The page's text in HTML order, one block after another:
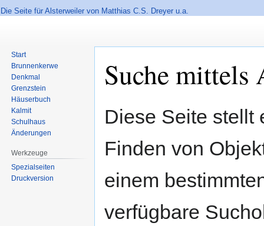
Die Seite für Alsterweiler von Matthias C.S. Dreyer u.a.
Suche
Navigation
Suche
Diese Seite
Finden von
einem
verfügbare
Start
Brunnenkerwe
Denkmal
Grenzstein
Häuserbuch
Kalmit
Schulhaus
Änderungen
Werkzeuge
Spezialseiten
Druckversion